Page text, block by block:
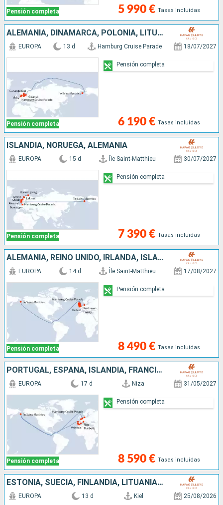
Pensión completa 5 990 € Tasas incluidas
ALEMANIA, DINAMARCA, POLONIA, LITUANIA, SUECIA, LETONIA, ISLANDIA
Pensión completa
EUROPA 13 d Hamburg Cruise Parade 18/07/2027
6 190 € Tasas incluidas
Pensión completa
ISLANDIA, NORUEGA, ALEMANIA
Pensión completa
EUROPA 15 d Île Saint-Matthieu 30/07/2027
7 390 € Tasas incluidas
Pensión completa
ALEMANIA, REINO UNIDO, IRLANDA, ISLANDIA
Pensión completa
EUROPA 14 d Île Saint-Matthieu 17/08/2027
8 490 € Tasas incluidas
Pensión completa
PORTUGAL, ESPAÑA, ISLANDIA, FRANCIA, BÉLGICA, ALEMANIA
Pensión completa
EUROPA 17 d Niza 31/05/2027
8 590 € Tasas incluidas
Pensión completa
ESTONIA, SUECIA, FINLANDIA, LITUANIA, POLONIA, ALEMANIA
EUROPA 13 d Kiel 25/08/2026